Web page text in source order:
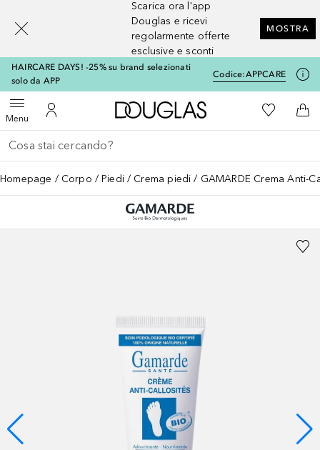
Scarica ora l'app
Douglas e ricevi
regolarmente offerte
esclusive e sconti
MOSTRA
HAIRCARE DAYS! -25% su brand selezionati
solo da APP
Codice:APPCARE
MenuApri menuAl Mio Account
A Douglas HomeAlla Mia
Al
Torna indietro
Esegui ricerca
Homepage Corpo Piedi Crema piedi GAMARDE Crema Anti-
[navigation.slideout.screenreader]